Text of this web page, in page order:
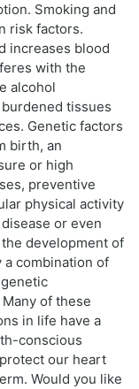
Smoking and
risk factors.
increases blood
with the
alcohol
tissues
Genetic factors
birth, an
or high
preventive
physical activity
or even
development of
combination of
of these
in life have a
conscious
our heart
Would you like